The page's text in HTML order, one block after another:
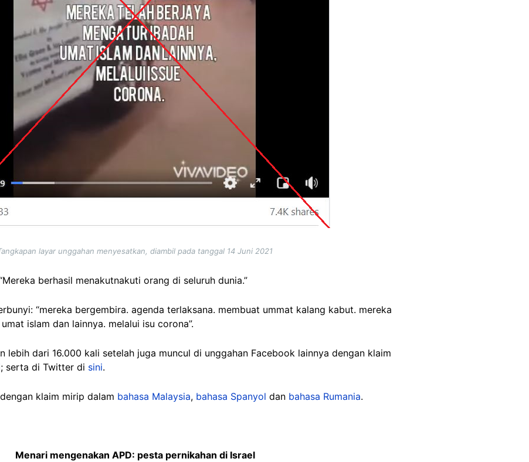
layar unggahan menyesatkan, diambil pada tanggal 14 Juni 2021
berhasil menakutnakuti orang di seluruh dunia.”
“mereka bergembira. agenda terlaksana. membuat ummat kalang kabut. mereka
islam dan lainnya. melalui isu corona”.
lebih dari 16.000 kali setelah juga muncul di unggahan Facebook lainnya dengan klaim
; serta di Twitter di sini.
klaim mirip dalam bahasa Malaysia, bahasa Spanyol dan bahasa Rumania.
Menari mengenakan APD: pesta pernikahan di Israel